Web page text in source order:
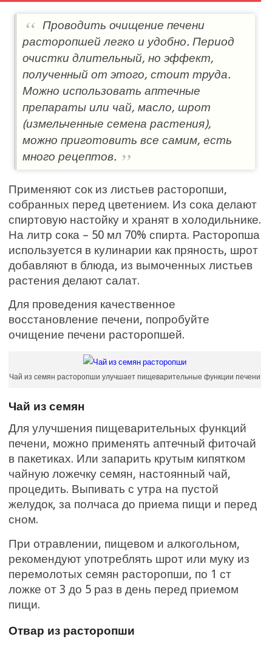
Проводить очищение печени
расторопшей легко и удобно. Период
очистки длительный, но эффект,
полученный от этого, стоит труда.
Можно использовать аптечные
препараты или чай, масло, шрот
(измельченные семена растения),
можно приготовить все самим, есть
много рецептов.
Применяют сок из листьев расторопши,
собранных перед цветением. Из сока делают
спиртовую настойку и хранят в холодильнике.
На литр сока – 50 мл 70% спирта. Расторопша
используется в кулинарии как пряность, шрот
добавляют в блюда, из вымоченных листьев
растения делают салат.
Для проведения качественное
восстановление печени, попробуйте
очищение печени расторопшей.
Чай из семян расторопши улучшает пищеварительные функции печени
Чай из семян
Для улучшения пищеварительных функций
печени, можно применять аптечный фиточай
в пакетиках. Или запарить крутым кипятком
чайную ложечку семян, настоянный чай,
процедить. Выпивать с утра на пустой
желудок, за полчаса до приема пищи и перед
сном.
При отравлении, пищевом и алкогольном,
рекомендуют употреблять шрот или муку из
перемолотых семян расторопши, по 1 ст
ложке от 3 до 5 раз в день перед приемом
пищи.
Отвар из расторопши